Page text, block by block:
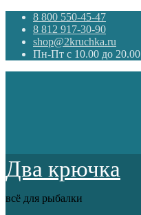
8 800 550-45-47
8 812 917-30-90
shop@2kruchka.ru
Пн-Пт с 10.00 до 20.00
Два крючка
всё для рыбалки